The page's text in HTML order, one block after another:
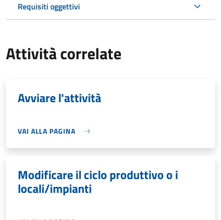
Requisiti oggettivi
Attività correlate
Avviare l'attività
VAI ALLA PAGINA
Modificare il ciclo produttivo o i
locali/impianti